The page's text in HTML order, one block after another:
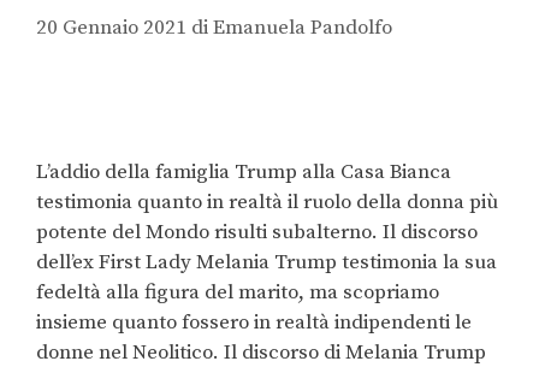
20 Gennaio 2021 diEmanuela Pandolfo
L’addio della famiglia Trump alla Casa Bianca
testimonia quanto in realtà il ruolo della donna più
potente del Mondo risulti subalterno. Il discorso
dell’ex First Lady Melania Trump testimonia la sua
fedeltà alla figura del marito, ma scopriamo
insieme quanto fossero in realtà indipendenti le
donne nel Neolitico. Il discorso di Melania Trump